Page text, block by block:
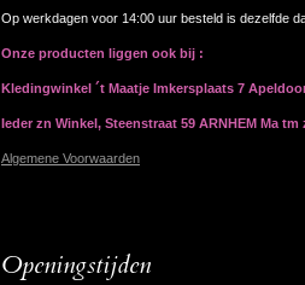
Op werkdagen voor 14:00 uur besteld is dezelfde
Onze producten liggen ook bij :
Kledingwinkel ´t Maatje Imkersplaats 7
Ieder zn Winkel, Steenstraat 59 ARNHEM Ma
Algemene Voorwaarden
Openingstijden